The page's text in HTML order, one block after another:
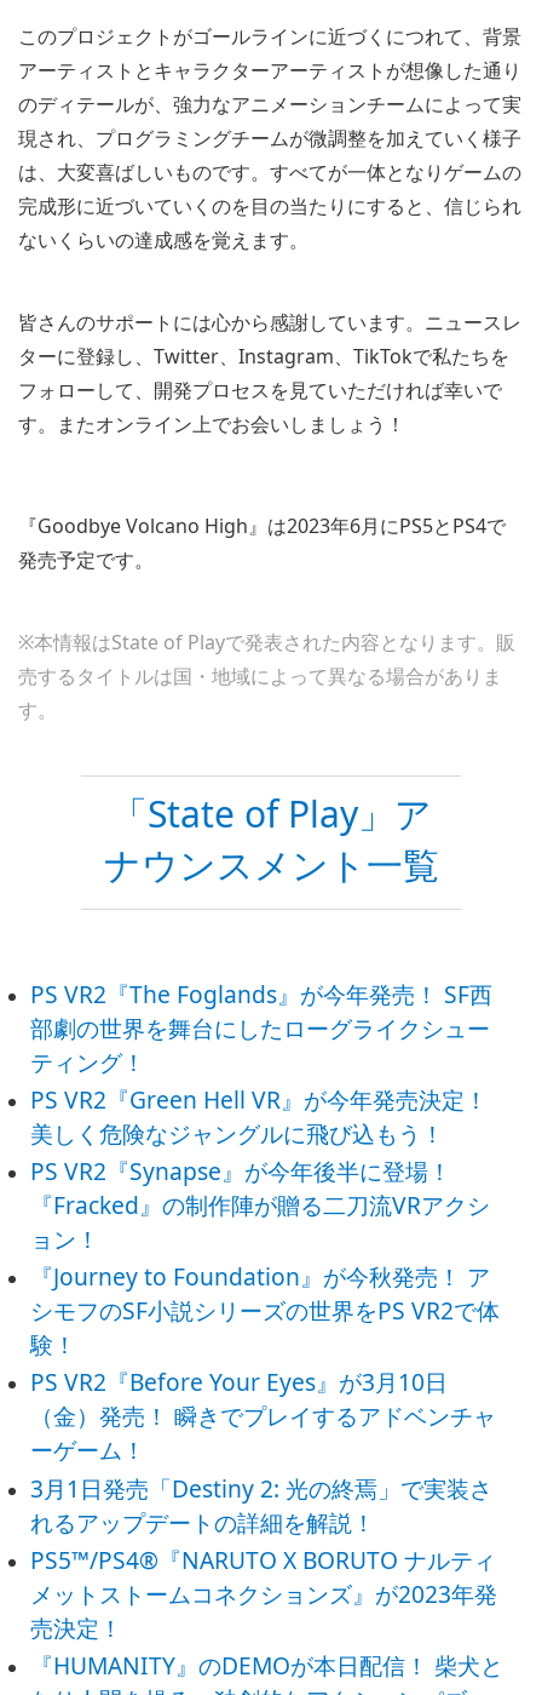
このプロジェクトがゴールラインに近づくにつれて、背景
アーティストとキャラクターアーティストが想像した通り
のディテールが、強力なアニメーションチームによって実
現され、プログラミングチームが微調整を加えていく様子
は、大変喜ばしいものです。すべてが一体となりゲームの
完成形に近づいていくのを目の当たりにすると、信じられ
ないくらいの達成感を覚えます。
皆さんのサポートには心から感謝しています。ニュースレ
ターに登録し、Twitter、Instagram、TikTokで私たちを
フォローして、開発プロセスを見ていただければ幸いで
す。またオンライン上でお会いしましょう！
『Goodbye Volcano High』は2023年6月にPS5とPS4で
発売予定です。
※本情報はState of Playで発表された内容となります。販
売するタイトルは国・地域によって異なる場合がありま
す。
「State of Play」ア
ナウンスメント一覧
PS VR2『The Foglands』が今年発売！ SF西
部劇の世界を舞台にしたローグライクシュー
ティング！
PS VR2『Green Hell VR』が今年発売決定！
美しく危険なジャングルに飛び込もう！
PS VR2『Synapse』が今年後半に登場！
『Fracked』の制作陣が贈る二刀流VRアクシ
ョン！
『Journey to Foundation』が今秋発売！ ア
シモフのSF小説シリーズの世界をPS VR2で体
験！
PS VR2『Before Your Eyes』が3月10日
（金）発売！ 瞬きでプレイするアドベンチャ
ーゲーム！
3月1日発売「Destiny 2: 光の終焉」で実装さ
れるアップデートの詳細を解説！
PS5™/PS4®『NARUTO X BORUTO ナルティ
メットストームコネクションズ』が2023年発
売決定！
『HUMANITY』のDEMOが本日配信！ 柴犬と